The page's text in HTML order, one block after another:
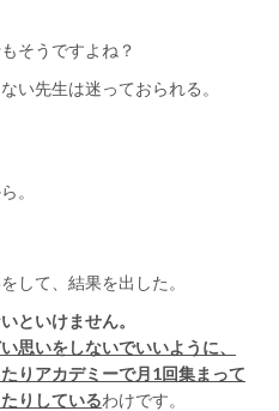
そうですよね？
い先生は迷っておられる。
。
して、結果を出した。
といけません。
思いをしないでいいように、
りアカデミーで月1回集まって
りしているわけです。